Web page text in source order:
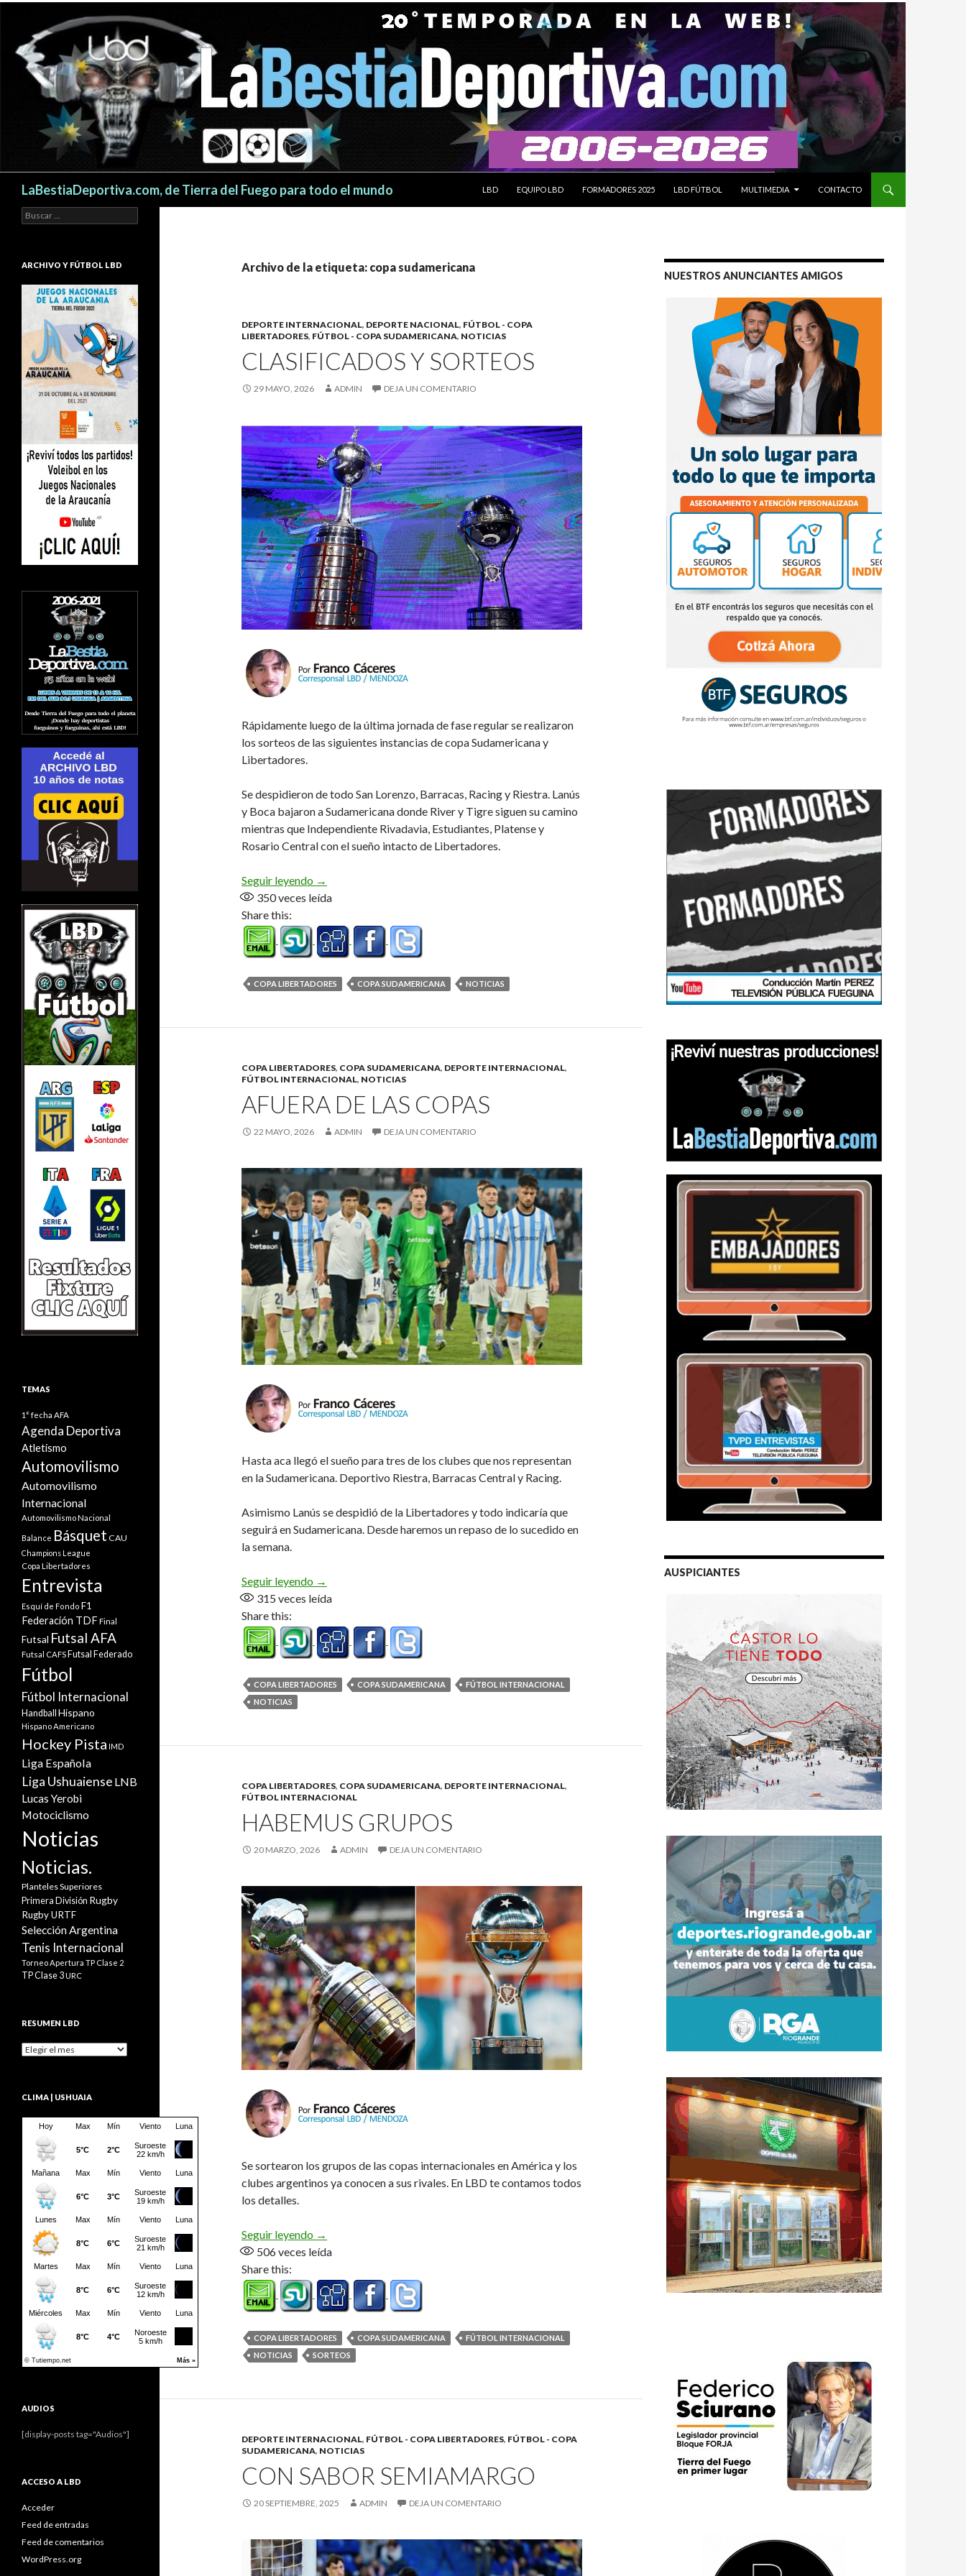
LaBestiaDeportiva.com, de Tierra del Fuego para todo el mundo
LBD
EQUIPO LBD FORMADORES 2025 LBD FÚTBOL MULTIMEDIA CONTACTO
Archivo de la etiqueta: copa sudamericana
DEPORTE INTERNACIONAL, DEPORTE NACIONAL, FÚTBOL - COPA
LIBERTADORES, FÚTBOL - COPA SUDAMERICANA, NOTICIAS
CLASIFICADOS Y SORTEOS
29 MAYO, 2026 ADMIN DEJA UN COMENTARIO
Rápidamente luego de la última jornada de fase regular se realizaron
los sorteos de las siguientes instancias de copa Sudamericana y
Libertadores.
Se despidieron de todo San Lorenzo, Barracas, Racing y Riestra. Lanús
y Boca bajaron a Sudamericana donde River y Tigre siguen su camino
mientras que Independiente Rivadavia, Estudiantes, Platense y
Rosario Central con el sueño intacto de Libertadores.
Seguir leyendo Clasificados y sorteos
→
350veces leída
Share this:
COPA LIBERTADORES COPA SUDAMERICANA NOTICIAS
COPA LIBERTADORES, COPA SUDAMERICANA, DEPORTE INTERNACIONAL,
FÚTBOL INTERNACIONAL, NOTICIAS
AFUERA DE LAS COPAS
22 MAYO, 2026 ADMIN DEJA UN COMENTARIO
Hasta aca llegó el sueño para tres de los clubes que nos representan
en la Sudamericana. Deportivo Riestra, Barracas Central y Racing.
Asimismo Lanús se despidió de la Libertadores y todo indicaría que
seguirá en Sudamericana. Desde haremos un repaso de lo sucedido en
la semana.
Seguir leyendo Afuera de las Copas
→
315 veces leída
Share this:
COPA LIBERTADORES COPA SUDAMERICANA
FÚTBOL INTERNACIONAL
NOTICIAS
COPA LIBERTADORES, COPA SUDAMERICANA, DEPORTE INTERNACIONAL,
FÚTBOL INTERNACIONAL
HABEMUS GRUPOS
20 MARZO, 2026 ADMIN DEJA UN COMENTARIO
Se sortearon los grupos de las copas internacionales en América y los
clubes argentinos ya conocen a sus rivales. En LBD te contamos todos
los detalles.
Seguir leyendo Habemus grupos
→
506veces leída
Share this:
COPA LIBERTADORES COPA SUDAMERICANA
FÚTBOL INTERNACIONAL
NOTICIAS
SORTEOS
DEPORTE INTERNACIONAL, FÚTBOL - COPA LIBERTADORES, FÚTBOL - COPA
SUDAMERICANA, NOTICIAS
CON SABOR SEMIAMARGO
20 SEPTIEMBRE, 2025 ADMIN DEJA UN COMENTARIO
NUESTROS ANUNCIANTES AMIGOS
AUSPICIANTES
Buscar:
ARCHIVO Y FÚTBOL LBD
TEMAS
1° fecha AFA
Agenda Deportiva
Atletismo
Automovilismo
Automovilismo
Internacional
Automovilismo Nacional
Balance Básquet CAU
Champions League
Copa Libertadores
Entrevista
Esquí de Fondo F1
Federación TDF Final
Futsal Futsal AFA
Futsal CAFS Futsal Federado
Fútbol
Fútbol Internacional
Handball Hispano
Hispano Americano
Hockey Pista IMD
Liga Española
Liga Ushuaiense LNB
Lucas Yerobi
Motociclismo
Noticias
Noticias.
Planteles Superiores
Primera División Rugby
Rugby URTF
Selección Argentina
Tenis Internacional
Torneo Apertura TP Clase 2
TP Clase 3URC
RESUMEN LBD
Resumen
CLIMA | USHUAIA
AUDIOS
[display-posts tag="Audios"]
ACCESO A LBD
Acceder
Feed de entradas
Feed de comentarios
WordPress.org